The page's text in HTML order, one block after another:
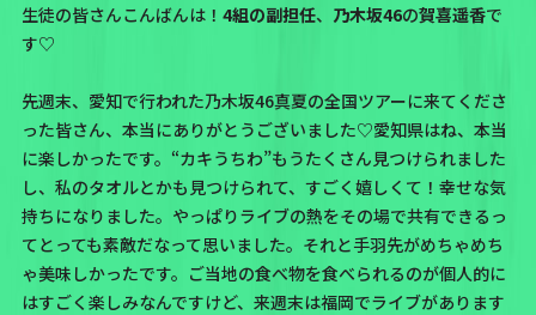
生徒の皆さんこんばんは！ 4組の副担任、 乃木坂46の賀喜遥香で
す♡
先週末、愛知で行われた乃木坂46真夏の全国ツアーに来てくださ
った皆さん、本当にありがとうございました♡愛知県はね、本当
に楽しかったです。“カキうちわ”もうたくさん見つけられました
し、私のタオルとかも見つけられて、すごく嬉しくて！幸せな気
持ちになりました。やっぱりライブの熱をその場で共有できるっ
てとっても素敵だなって思いました。それと手羽先がめちゃめち
ゃ美味しかったです。ご当地の食べ物を食べられるのが個人的に
はすごく楽しみなんですけど、来週末は福岡でライブがあります